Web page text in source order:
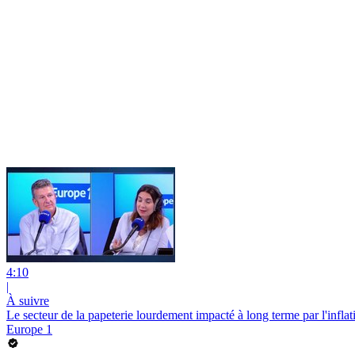
4:10
|
À suivre
Le secteur de la papeterie lourdement impacté à long terme par
Europe 1